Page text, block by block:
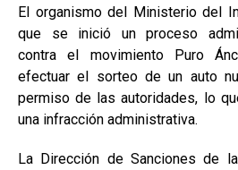
El organismo del Ministerio del
que se inició un proceso
contra el movimiento Puro
efectuar el sorteo de un auto
permiso de las autoridades, lo
una infracción administrativa.
La Dirección de Sanciones de